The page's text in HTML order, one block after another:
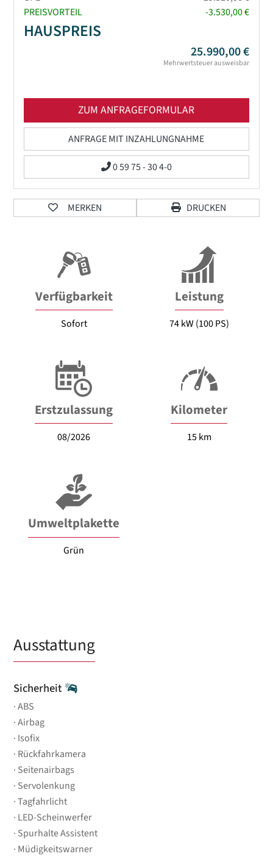
PREISVORTEIL
-3.530,00 €
HAUSPREIS
25.990,00 €
Mehrwertsteuer ausweisbar
ZUM ANFRAGEFORMULAR
ANFRAGE MIT INZAHLUNGNAHME
0 59 75 - 30 4-0
MERKEN DRUCKEN
Verfügbarkeit
Sofort
Leistung
74 kW (100 PS)
Erstzulassung
08/2026
Kilometer
15 km
Umweltplakette
Grün
Ausstattung
Sicherheit
ABS
Airbag
Isofix
Rückfahrkamera
Seitenairbags
Servolenkung
Tagfahrlicht
LED-Scheinwerfer
Spurhalte Assistent
Müdigkeitswarner